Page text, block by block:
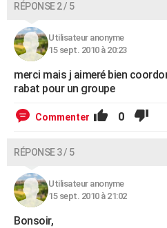
RÉPONSE 2 / 5
Utilisateur anonyme
15 sept. 2010 à 20:23
merci mais j aimeré bien
rabat pour un groupe
Commenter 0
RÉPONSE 3 / 5
Utilisateur anonyme
15 sept. 2010 à 21:02
Bonsoir,